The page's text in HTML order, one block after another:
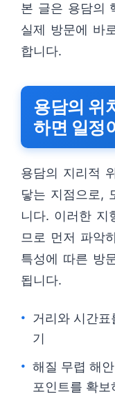
본 글은 용담의
실제 방문에 바
합니다.
용담의 위
하면 일정
용담의 지리적
닿는 지점으로,
니다. 이러한 지
므로 먼저 파악
특성에 따른 방
됩니다.
거리와 시간
기
해질 무렵 해
포인트를 확보